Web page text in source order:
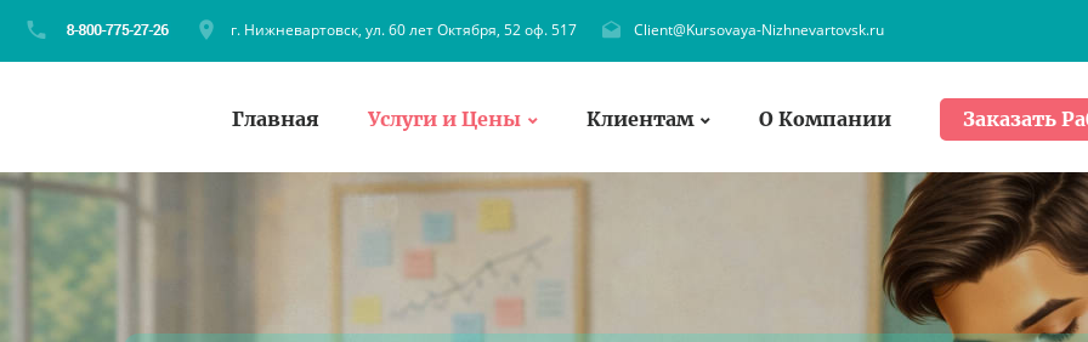
г. Нижневартовск, ул. 60 лет Октября, 52 оф. 517 Client@Kursovaya-Nizhnevartovsk.ru
Главная Услуги и Цены Клиентам О Компании Заказать